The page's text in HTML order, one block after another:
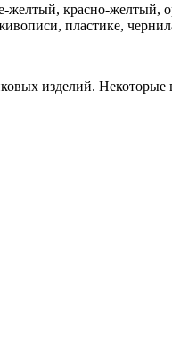
желтый, красно-
пластике,
изделий.